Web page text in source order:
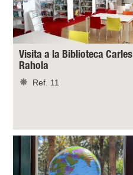
Visita a la Biblioteca Carles
Rahola
Ref. 11